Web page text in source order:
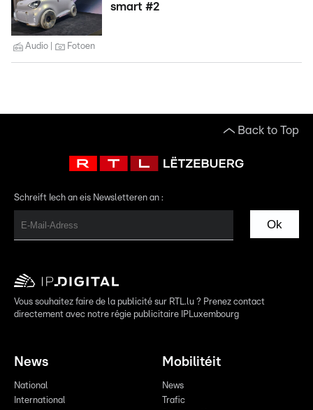
smart #2
Audio Fotoen
Back to Top
Schreift Iech an eis Newsletteren an :
Ok
Vous souhaitez faire de la publicité sur RTL.lu ? Prenez contact
directement avec notre régie publicitaire IPLuxembourg
News
National
International
Mobilitéit
News
Trafic